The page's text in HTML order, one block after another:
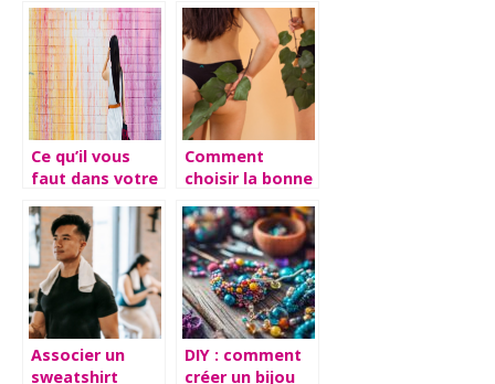
Ce qu’il vous
faut dans votre
printemps
Comment
choisir la bonne
menstruelle
pour
adolescentes
Associer un
sweatshirt
DIY : comment
créer un bijou